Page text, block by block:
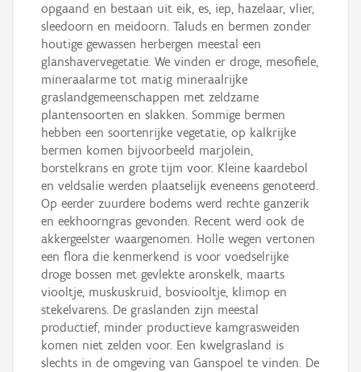
opgaand en bestaan uit eik, es, iep, hazelaar, vlier,
sleedoorn en meidoorn. Taluds en bermen zonder
houtige gewassen herbergen meestal een
glanshavervegetatie. We vinden er droge, mesofiele,
mineraalarme tot matig mineraalrijke
graslandgemeenschappen met zeldzame
plantensoorten en slakken. Sommige bermen
hebben een soortenrijke vegetatie, op kalkrijke
bermen komen bijvoorbeeld marjolein,
borstelkrans en grote tijm voor. Kleine kaardebol
en veldsalie werden plaatselijk eveneens genoteerd.
Op eerder zuurdere bodems werd rechte ganzerik
en eekhoorngras gevonden. Recent werd ook de
akkergeelster waargenomen. Holle wegen vertonen
een flora die kenmerkend is voor voedselrijke
droge bossen met gevlekte aronskelk, maarts
viooltje, muskuskruid, bosviooltje, klimop en
stekelvarens. De graslanden zijn meestal
productief, minder productieve kamgrasweiden
komen niet zelden voor. Een kwelgrasland is
slechts in de omgeving van Ganspoel te vinden. De